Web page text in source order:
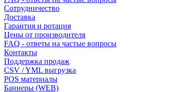
Сотрудничество
Доставка
Гарантия и ротация
Цены от производителя
FAQ - ответы на частые вопросы
Контакты
Поддержка продаж
CSV / YML выгрузка
POS материалы
Баннеры (WEB)